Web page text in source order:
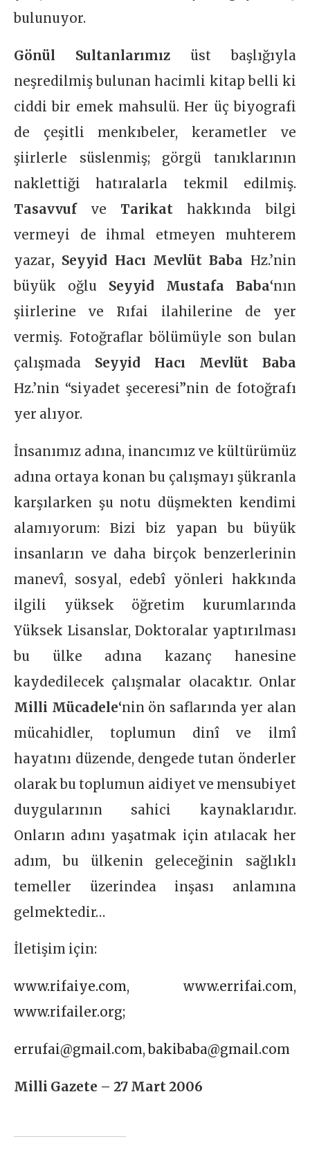
bulunuyor.
Gönül Sultanlarımız üst başlığıyla
neşredilmiş bulunan hacimli kitap belli ki
ciddi bir emek mahsulü. Her üç biyografi
de çeşitli menkıbeler, kerametler ve
şiirlerle süslenmiş; görgü tanıklarının
naklettiği hatıralarla tekmil edilmiş.
Tasavvufve Tarikat hakkında bilgi
vermeyi de ihmal etmeyen muhterem
yazar, Seyyid Hacı Mevlüt Baba Hz.’nin
büyük oğlu Seyyid Mustafa Baba‘nın
şiirlerine ve Rıfai ilahilerine de yer
vermiş. Fotoğraflar bölümüyle son bulan
çalışmada Seyyid Hacı Mevlüt Baba
Hz.’nin “siyadet şeceresi”nin de fotoğrafı
yer alıyor.
İnsanımız adına, inancımız ve kültürümüz
adına ortaya konan bu çalışmayı şükranla
karşılarken şu notu düşmekten kendimi
alamıyorum: Bizi biz yapan bu büyük
insanların ve daha birçok benzerlerinin
manevî, sosyal, edebî yönleri hakkında
ilgili yüksek öğretim kurumlarında
Yüksek Lisanslar, Doktoralar yaptırılması
bu ülke adına kazanç hanesine
kaydedilecek çalışmalar olacaktır. Onlar
Milli Mücadele‘nin ön saflarında yer alan
mücahidler, toplumun dinî ve ilmî
hayatını düzende, dengede tutan önderler
olarak bu toplumun aidiyet ve mensubiyet
duygularının sahici kaynaklarıdır.
Onların adını yaşatmak için atılacak her
adım, bu ülkenin geleceğinin sağlıklı
temeller üzerindea inşası anlamına
gelmektedir…
İletişim için:
www.rifaiye.com, www.errifai.com,
www.rifailer.org;
errufai@gmail.com,bakibaba@gmail.com
Milli Gazete – 27 Mart 2006